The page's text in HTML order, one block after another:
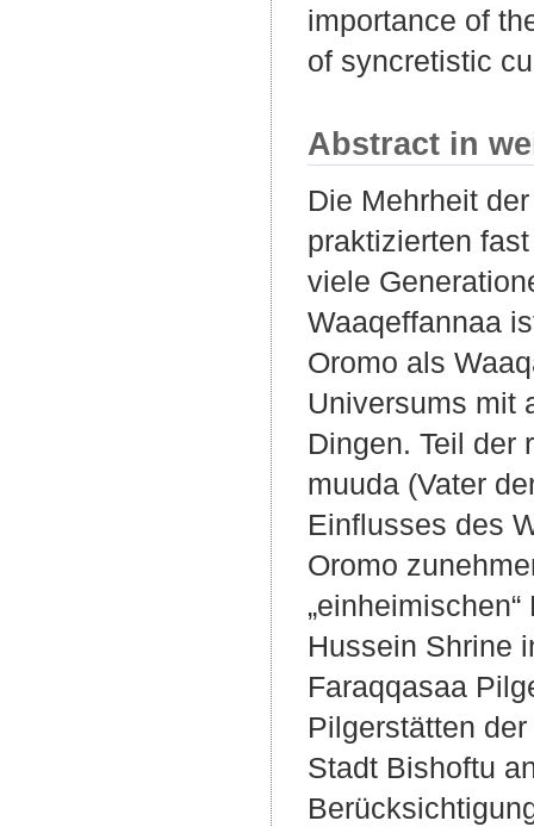
importance of
of syncretistic
Abstract in
Die Mehrheit
praktizierten
viele
Waaqeffannaa
Oromo als
Universums mit
Dingen. Teil der
muuda (Vater
Einflusses des
Oromo
Hussein Shrine
Faraqqasaa
Pilgerstätten
Stadt Bishoftu